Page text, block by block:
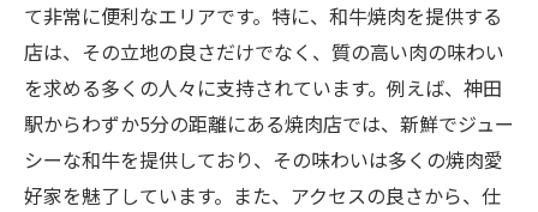
て非常に便利なエリアです。特に、和牛焼肉を提供する
店は、その立地の良さだけでなく、質の高い肉の味わい
を求める多くの人々に支持されています。例えば、神田
駅からわずか5分の距離にある焼肉店では、新鮮でジュー
シーな和牛を提供しており、その味わいは多くの焼肉愛
好家を魅了しています。また、アクセスの良さから、仕